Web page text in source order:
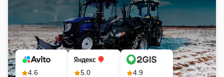
4.6 5.0 4.9